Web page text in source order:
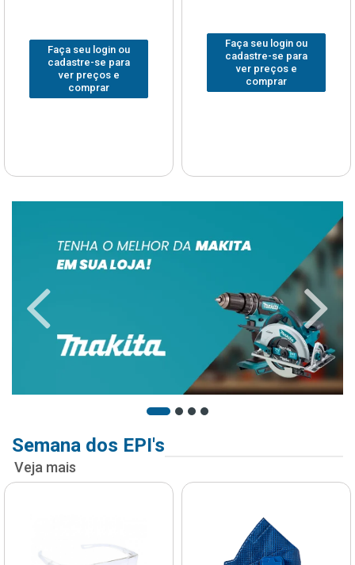
Faça seu login ou
cadastre-se para
ver preços e
comprar
Faça seu login ou
cadastre-se para
ver preços e
comprar
Semana dos EPI's
Veja mais